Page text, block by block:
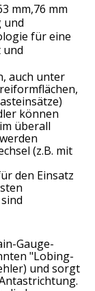
mm,76 mm
und
für eine
auch unter
können
überall
(z.B. mit
den Einsatz
Gauge-
"Lobing-
und sorgt